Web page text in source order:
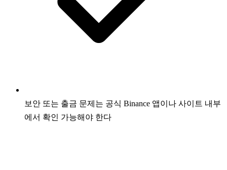
보안 또는 출금 문제는 공식 Binance 앱이나 사이트 내부
에서 확인 가능해야 한다